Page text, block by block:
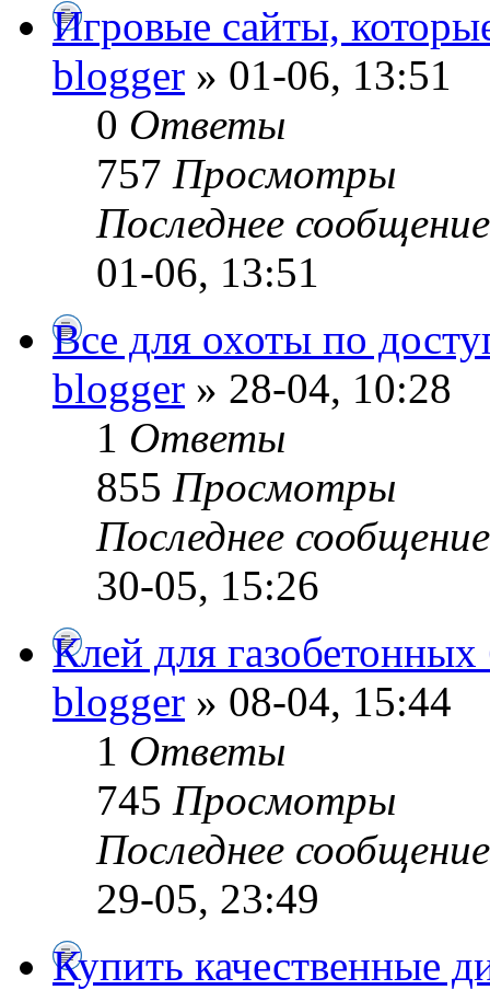
Игровые сайты,
blogger » 01-06, 13:51
0 Ответы
757 Просмотры
Последнее
01-06, 13:51
Все для охоты по
blogger » 28-04, 10:28
1 Ответы
855 Просмотры
Последнее
30-05, 15:26
Клей для газобетонных
blogger » 08-04, 15:44
1 Ответы
745 Просмотры
Последнее
29-05, 23:49
Купить качественные